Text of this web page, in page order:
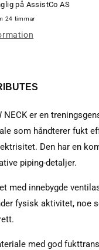
på AssistCo AS
24 timmar
NECK er en
som håndterer fukt
Den har en
piping-detaljer.
med innebygde
fysisk aktivitet, noe
med god